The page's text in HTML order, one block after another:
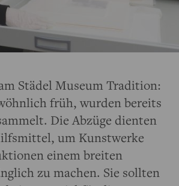
Städel Museum Tradition:
früh, wurden bereits
Die Abzüge dienten
um Kunstwerke
einem breiten
zu machen. Sie sollten